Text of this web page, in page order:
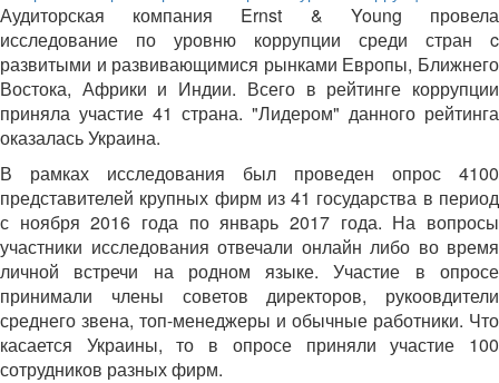
Аудиторская компания Ernst & Young провела
исследование по уровню коррупции среди стран c
развитыми и развивающимися рынками Европы, Ближнего
Востока, Африки и Индии. Всего в рейтинге коррупции
приняла участие 41 страна. "Лидером" данного рейтинга
оказалась Украина.
В рамках исследования был проведен опрос 4100
представителей крупных фирм из 41 государства в период
с ноября 2016 года по январь 2017 года. На вопросы
участники исследования отвечали онлайн либо во время
личной встречи на родном языке. Участие в опросе
принимали члены советов директоров, рукоовдители
среднего звена, топ-менеджеры и обычные работники. Что
касается Украины, то в опросе приняли участие 100
сотрудников разных фирм.